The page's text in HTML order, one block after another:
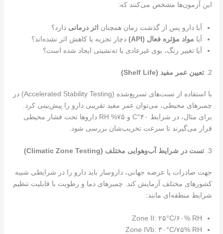
این آزمون‌ها مشخص می‌کنند که:
آیا دارو پس از گذشت زمان همچنان اثر درمانی دارد؟
آیا مواد مؤثره فعال (API)
دچار تجزیه یا کاهش اثر نشده‌اند؟
آیا تغییر رنگ، بوی غیرعادی یا ته‌نشینی ایجاد شده است؟
2. تعیین عمر مفید (Shelf Life)
با استفاده از تست‌های تسریع‌شده (Accelerated Stability Testing) در
چمبرهای محیطی، می‌توان عمر مفید تقریبی دارو را پیش‌بینی کرد.
برای مثال، در شرایط ۴۰°C و ۷۵% RH داروها تحت فشار محیطی
قرار می‌گیرند تا سرعت تخریب‌شان بررسی شود.
3. تست در شرایط آب‌و‌هوایی مختلف (Climatic Zone Testing)
جهت صادرات یا عرضه جهانی، داروساز باید دارو را در شرایطی شبیه
کشورهای مختلف آزمایش کند. چمبرهای دما و رطوبت با قابلیت تنظیم
شرایط منطقه‌ای مانند:
Zone II: ۲۵°C/۶۰% RH
Zone IVb: ۳۰°C/۷۵% RH